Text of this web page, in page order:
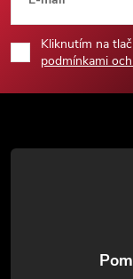
p
a
Kliknutím na
podmínkami